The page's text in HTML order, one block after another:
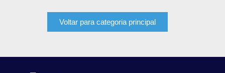
Voltar para categoria principal